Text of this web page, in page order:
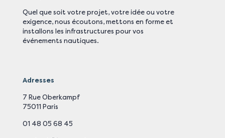
Quel que soit votre projet, votre idée ou votre
exigence, nous écoutons, mettons en forme et
installons les infrastructures pour vos
événements nautiques.
Adresses
7 Rue Oberkampf
75011 Paris
01 48 05 68 45